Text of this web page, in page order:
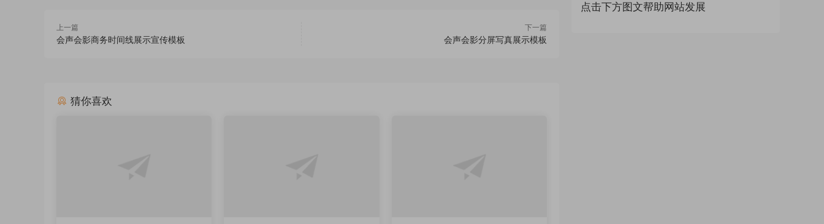
上一篇
会声会影商务时间线展示宣传模板
下一篇
会声会影分屏写真展示模板
猜你喜欢
点击下方图文帮助网站发展